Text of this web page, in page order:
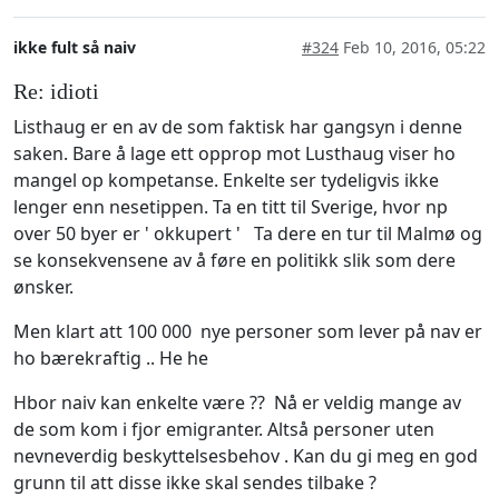
ikke fult så naiv #324 Feb 10, 2016, 05:22
Re: idioti
Listhaug er en av de som faktisk har gangsyn i denne
saken. Bare å lage ett opprop mot Lusthaug viser ho
mangel op kompetanse. Enkelte ser tydeligvis ikke
lenger enn nesetippen. Ta en titt til Sverige, hvor np
over 50 byer er ' okkupert ' Ta dere en tur til Malmø og
se konsekvensene av å føre en politikk slik som dere
ønsker.
Men klart att 100 000 nye personer som lever på nav er
ho bærekraftig .. He he
Hbor naiv kan enkelte være ?? Nå er veldig mange av
de som kom i fjor emigranter. Altså personer uten
nevneverdig beskyttelsesbehov . Kan du gi meg en god
grunn til att disse ikke skal sendes tilbake ?